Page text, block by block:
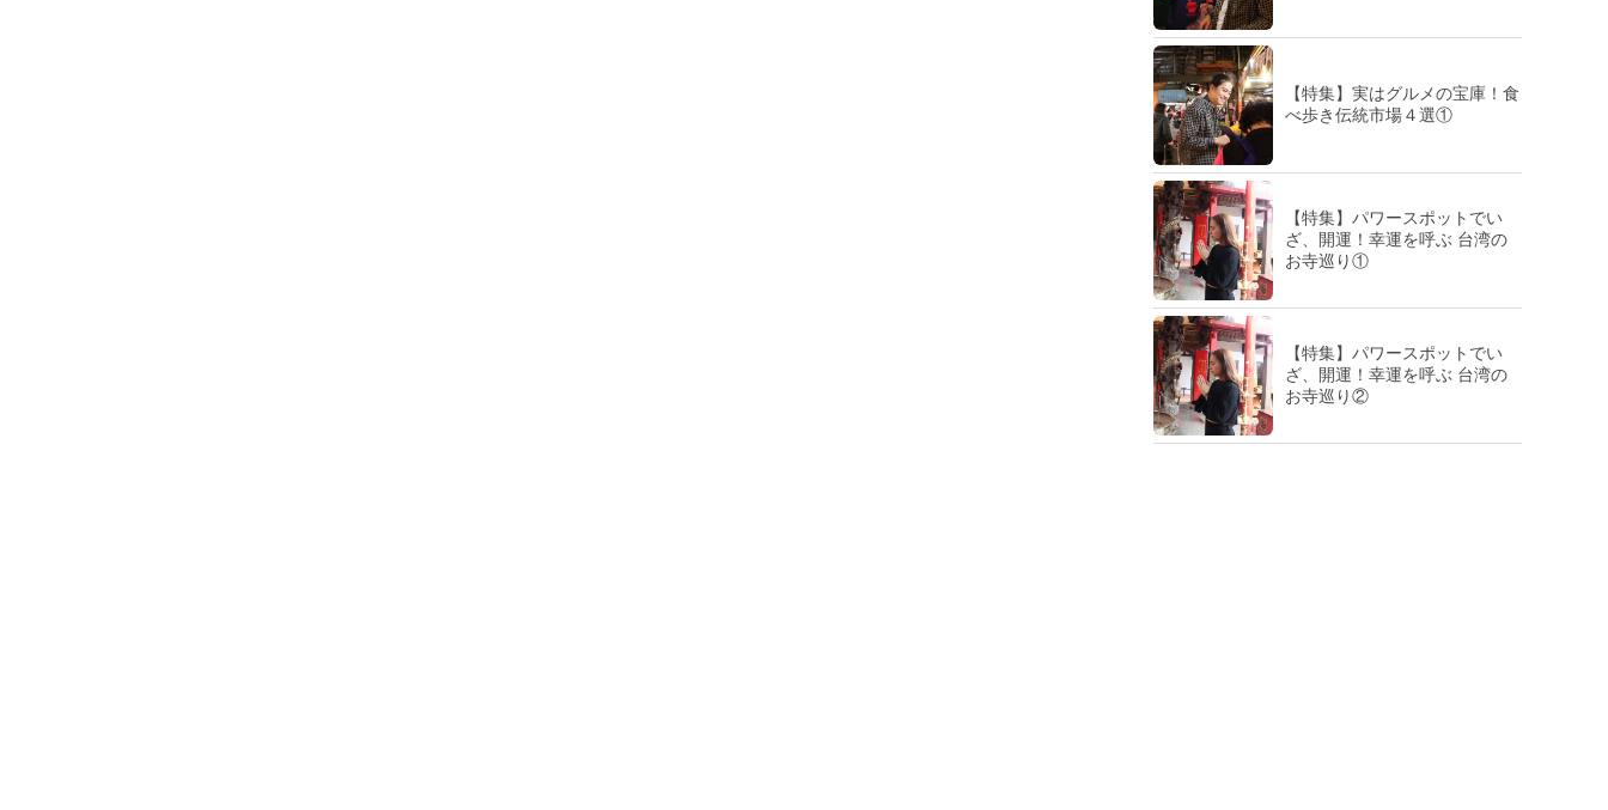
【特集】実はグルメの宝庫！食
べ歩き伝統市場４選①
【特集】パワースポットでい
ざ、開運！幸運を呼ぶ 台湾の
お寺巡り①
【特集】パワースポットでい
ざ、開運！幸運を呼ぶ 台湾の
お寺巡り②